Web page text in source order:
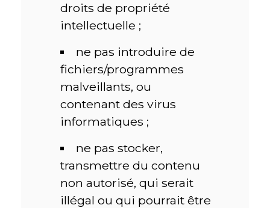
droits de propriété
intellectuelle ;
ne pas introduire de
fichiers/programmes
malveillants, ou
contenant des virus
informatiques ;
ne pas stocker,
transmettre du contenu
non autorisé, qui serait
illégal ou qui pourrait être